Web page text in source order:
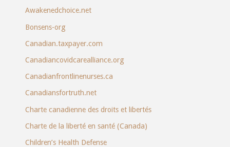
Awakenedchoice.net
Bonsens-org
Canadian.taxpayer.com
Canadiancovidcarealliance.org
Canadianfrontlinenurses.ca
Canadiansfortruth.net
Charte canadienne des droits et libertés
Charte de la liberté en santé (Canada)
Children’s Health Defense